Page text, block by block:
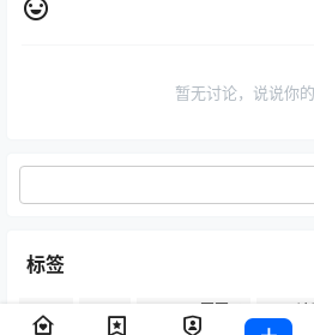
暂无讨论，说说你
标签
Byoru Natsuko夏夏子